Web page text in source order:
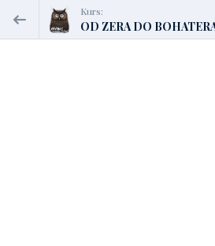
Kurs:
OD ZERA DO